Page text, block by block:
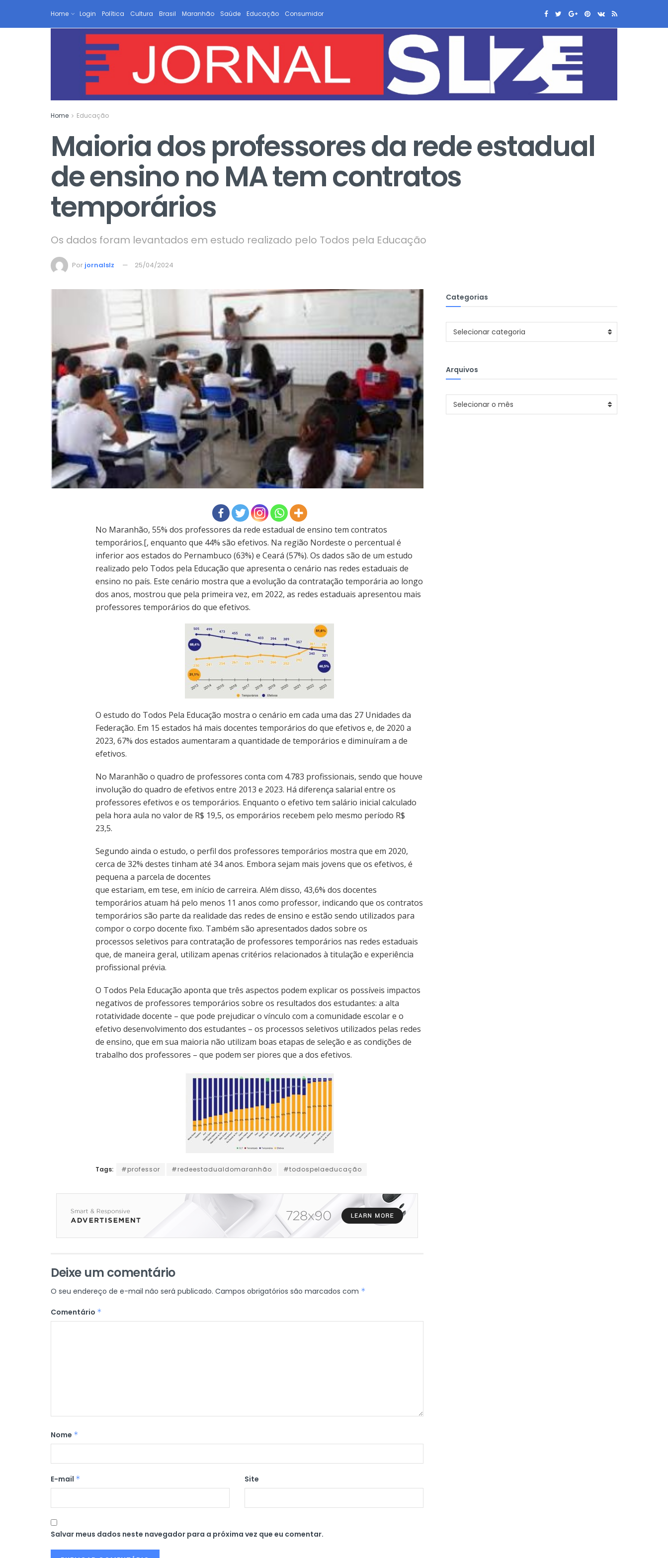
Home Login Política Cultura Brasil Maranhão Saúde Educação Consumidor
Home Educação
Maioria dos professores da rede estadual
de ensino no MA tem contratos
temporários
Os dados foram levantados em estudo realizado pelo Todos pela Educação
Por jornalslz 25/04/2024
No Maranhão, 55% dos professores da rede estadual de ensino tem contratos
temporários.[, enquanto que 44% são efetivos. Na região Nordeste o percentual é
inferior aos estados do Pernambuco (63%) e Ceará (57%). Os dados são de um estudo
realizado pelo Todos pela Educação que apresenta o cenário nas redes estaduais de
ensino no país. Este cenário mostra que a evolução da contratação temporária ao longo
dos anos, mostrou que pela primeira vez, em 2022, as redes estaduais apresentou mais
professores temporários do que efetivos.
O estudo do Todos Pela Educação mostra o cenário em cada uma das 27 Unidades da
Federação. Em 15 estados há mais docentes temporários do que efetivos e, de 2020 a
2023, 67% dos estados aumentaram a quantidade de temporários e diminuíram a de
efetivos.
No Maranhão o quadro de professores conta com 4.783 profissionais, sendo que houve
involução do quadro de efetivos entre 2013 e 2023. Há diferença salarial entre os
professores efetivos e os temporários. Enquanto o efetivo tem salário inicial calculado
pela hora aula no valor de R$ 19,5, os emporários recebem pelo mesmo período R$
23,5.
Segundo ainda o estudo, o perfil dos professores temporários mostra que em 2020,
cerca de 32% destes tinham até 34 anos. Embora sejam mais jovens que os efetivos, é
pequena a parcela de docentes
que estariam, em tese, em início de carreira. Além disso, 43,6% dos docentes
temporários atuam há pelo menos 11 anos como professor, indicando que os contratos
temporários são parte da realidade das redes de ensino e estão sendo utilizados para
compor o corpo docente fixo. Também são apresentados dados sobre os
processos seletivos para contratação de professores temporários nas redes estaduais
que, de maneira geral, utilizam apenas critérios relacionados à titulação e experiência
profissional prévia.
O Todos Pela Educação aponta que três aspectos podem explicar os possíveis impactos
negativos de professores temporários sobre os resultados dos estudantes: a alta
rotatividade docente – que pode prejudicar o vínculo com a comunidade escolar e o
efetivo desenvolvimento dos estudantes – os processos seletivos utilizados pelas redes
de ensino, que em sua maioria não utilizam boas etapas de seleção e as condições de
trabalho dos professores – que podem ser piores que a dos efetivos.
Tags: #professor #redeestadualdomaranhão #todospelaeducação
Deixe um comentário
O seu endereço de e-mail não será publicado. Campos obrigatórios são marcados com *
Comentário *
Nome *
E-mail * Site
Salvar meus dados neste navegador para a próxima vez que eu comentar.
Categorias
Categorias
Selecionar categoria
Arquivos
Arquivos
Selecionar o mês